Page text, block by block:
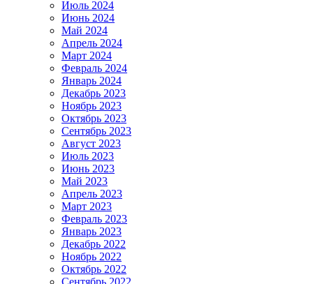
Июль 2024
Июнь 2024
Май 2024
Апрель 2024
Март 2024
Февраль 2024
Январь 2024
Декабрь 2023
Ноябрь 2023
Октябрь 2023
Сентябрь 2023
Август 2023
Июль 2023
Июнь 2023
Май 2023
Апрель 2023
Март 2023
Февраль 2023
Январь 2023
Декабрь 2022
Ноябрь 2022
Октябрь 2022
Сентябрь 2022